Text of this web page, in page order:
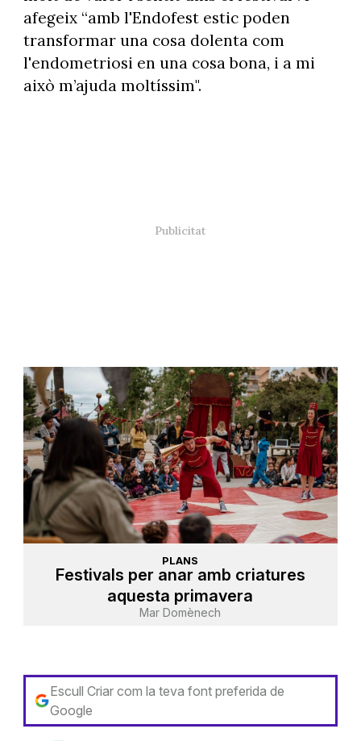
afegeix “amb l'Endofest estic poden
transformar una cosa dolenta com
l'endometriosi en una cosa bona, i a mi
això m’ajuda moltíssim".
PLANS
Festivals per anar amb criatures
aquesta primavera
Mar Domènech
Escull Criar com la teva font preferida de
Google